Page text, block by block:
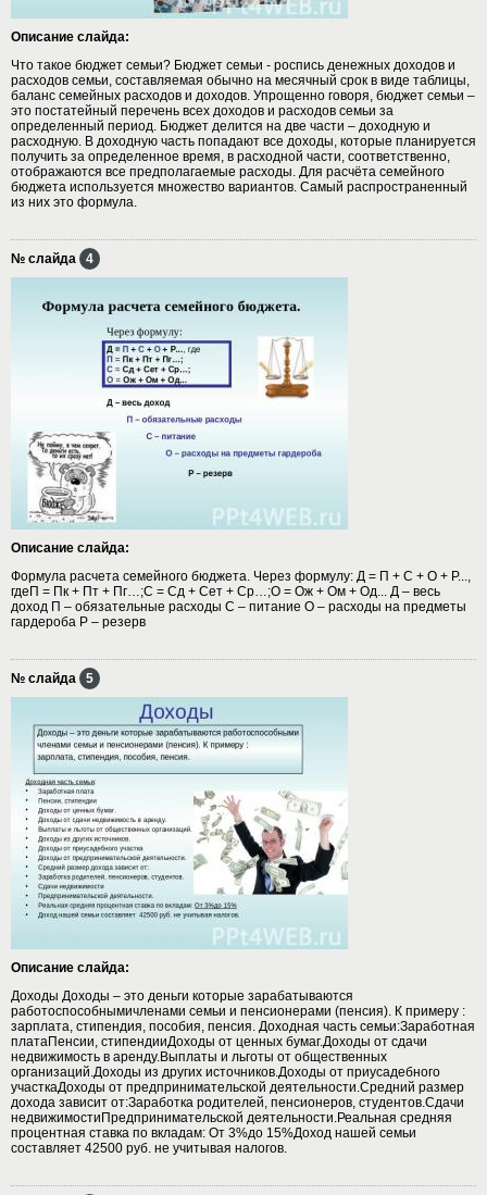
Описание слайда:
Что такое бюджет семьи? Бюджет семьи - роспись денежных доходов и
расходов семьи, составляемая обычно на месячный срок в виде таблицы,
баланс семейных расходов и доходов. Упрощенно говоря, бюджет семьи –
это постатейный перечень всех доходов и расходов семьи за
определенный период. Бюджет делится на две части – доходную и
расходную. В доходную часть попадают все доходы, которые планируется
получить за определенное время, в расходной части, соответственно,
отображаются все предполагаемые расходы. Для расчёта семейного
бюджета используется множество вариантов. Самый распространенный
из них это формула.
№ слайда 4
Описание слайда:
Формула расчета семейного бюджета. Через формулу: Д = П + С + О + Р...,
гдеП = Пк + Пт + Пг…;С = Сд + Сет + Ср…;О = Ож + Ом + Од... Д – весь
доход П – обязательные расходы С – питание О – расходы на предметы
гардероба Р – резерв
№ слайда 5
Описание слайда:
Доходы Доходы – это деньги которые зарабатываются
работоспособнымичленами семьи и пенсионерами (пенсия). К примеру :
зарплата, стипендия, пособия, пенсия. Доходная часть семьи:Заработная
платаПенсии, стипендииДоходы от ценных бумаг.Доходы от сдачи
недвижимость в аренду.Выплаты и льготы от общественных
организаций.Доходы из других источников.Доходы от приусадебного
участкаДоходы от предпринимательской деятельности.Средний размер
дохода зависит от:Заработка родителей, пенсионеров, студентов.Сдачи
недвижимостиПредпринимательской деятельности.Реальная средняя
процентная ставка по вкладам: От 3%до 15%Доход нашей семьи
составляет 42500 руб. не учитывая налогов.